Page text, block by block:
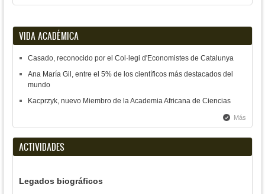
VIDA ACADÉMICA
Casado, reconocido por el Col·legi d'Economistes de Catalunya
Ana María Gil, entre el 5% de los científicos más destacados del
mundo
Kacprzyk, nuevo Miembro de la Academia Africana de Ciencias
Más
ACTIVIDADES
Legados biográficos